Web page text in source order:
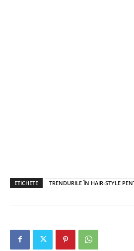
ETICHETE TRENDURILE ÎN HAIR-STYLE